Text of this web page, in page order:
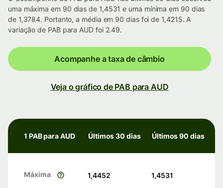
uma máxima em 90 dias de 1,4531 e uma mínima em 90 dias
de 1,3784. Portanto, a média em 90 dias foi de 1,4215. A
variação de PAB para AUD foi 2.49.
Acompanhe a taxa de câmbio
Veja o gráfico de PAB para AUD
1 PAB para AUD Últimos 30 dias Últimos 90 dias
Máxima 1,4452 1,4531